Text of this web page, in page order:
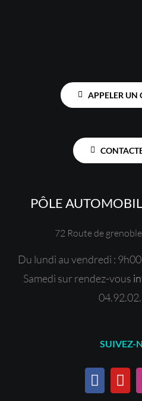
APPELER UN
PÔLE
72 Route de
Du lundi au vendredi :
Samedi sur rendez-vous
SUIVEZ-